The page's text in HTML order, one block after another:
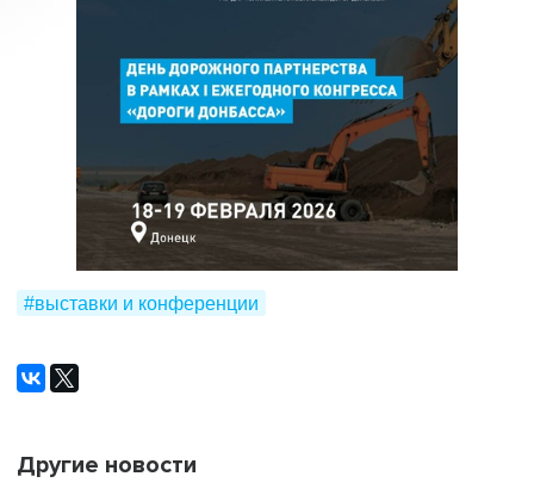
#выставки и конференции
Другие новости